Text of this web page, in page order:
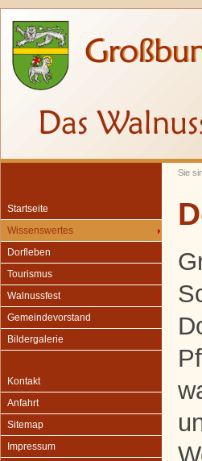
Sie
Startseite
Wissenswertes
Dorfleben
Tourismus
Walnussfest
Gemeindevorstand
Bildergalerie
Kontakt
Anfahrt
Sitemap
Impressum